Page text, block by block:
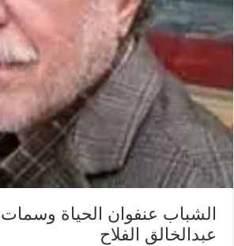
الشباب عنفوان الحياة
عبدالخالق الفلاح